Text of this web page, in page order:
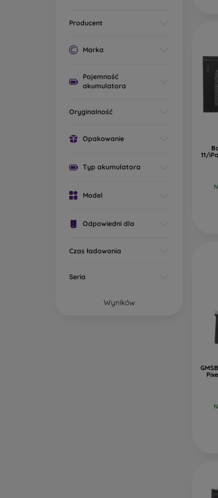
Producent
Marka
Pojemność
akumulatora
Oryginalność
Opakowanie
Typ akumulatora
Model
Odpowiedni dla
Czas ładowania
Seria
Wyników
11/